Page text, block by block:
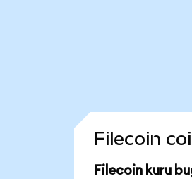
Filecoin
Filecoin kuru